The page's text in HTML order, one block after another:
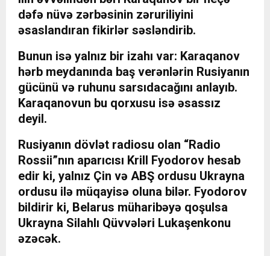
dəfə nüvə zərbəsinin zəruriliyini
əsaslandıran fikirlər səsləndirib.
Bunun isə yalnız bir izahı var: Karaqanov
hərb meydanında baş verənlərin Rusiyanın
gücünü və ruhunu sarsıdacağını anlayıb.
Karaqanovun bu qorxusu isə əsassız
deyil.
Rusiyanın dövlət radiosu olan “Radio
Rossii”nın aparıcısı Krill Fyodorov hesab
edir ki, yalnız Çin və ABŞ ordusu Ukrayna
ordusu ilə müqayisə oluna bilər. Fyodorov
bildirir ki, Belarus müharibəyə qoşulsa
Ukrayna Silahlı Qüvvələri Lukaşenkonu
əzəcək.